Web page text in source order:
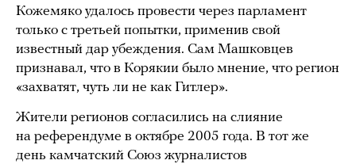
Кожемяко удалось провести через парламент
только с третьей попытки, применив свой
известный дар убеждения. Сам Машковцев
признавал, что в Корякии было мнение, что регион
«захватят, чуть ли не как Гитлер».
Жители регионов согласились на слияние
на референдуме в октябре 2005 года. В тот же
день камчатский Союз журналистов